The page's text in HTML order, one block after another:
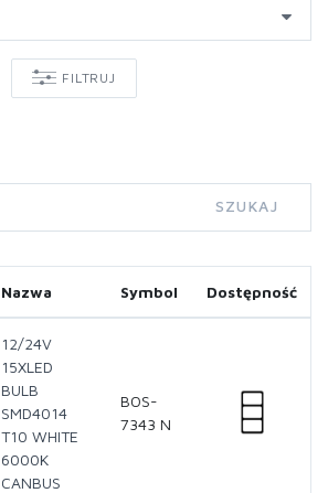
FILTRUJ
SZUKAJ
Nazwa Symbol Dostępność
12/24V
15XLED
BULB
SMD4014
T10 WHITE
6000K
CANBUS
BOS-
7343 N